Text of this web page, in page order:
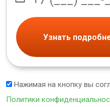
Узнать
Нажимая на кнопку вы
Политики